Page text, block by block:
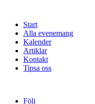
Start
Alla evenemang
Kalender
Artiklar
Kontakt
Tipsa oss
Följ